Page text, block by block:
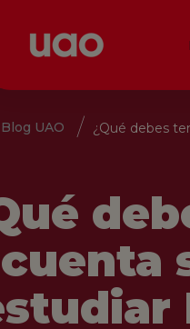
cuenta
Blog UAO ¿Qué debes